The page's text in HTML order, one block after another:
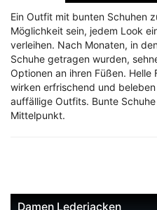
Ein Outfit mit bunten Schuhen
Möglichkeit sein, jedem Look
verleihen. Nach Monaten, in
Schuhe getragen wurden,
Optionen an ihren Füßen.
wirken erfrischend und
auffällige Outfits. Bunte
Mittelpunkt.
Damen Lederjacken